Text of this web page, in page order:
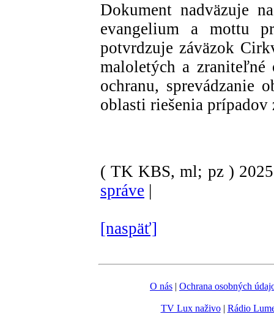
Dokument nadväzuje
evangelium a mottu
potvrdzuje záväzok
maloletých a zraniteľné
ochranu, sprevádzanie
oblasti riešenia prípadov
( TK KBS, ml; pz )
správe |
[naspäť]
O nás | Ochrana osobných
TV Lux naživo| Rádio